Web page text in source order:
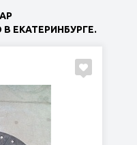
ЕКАТЕРИНБУРГЕ.